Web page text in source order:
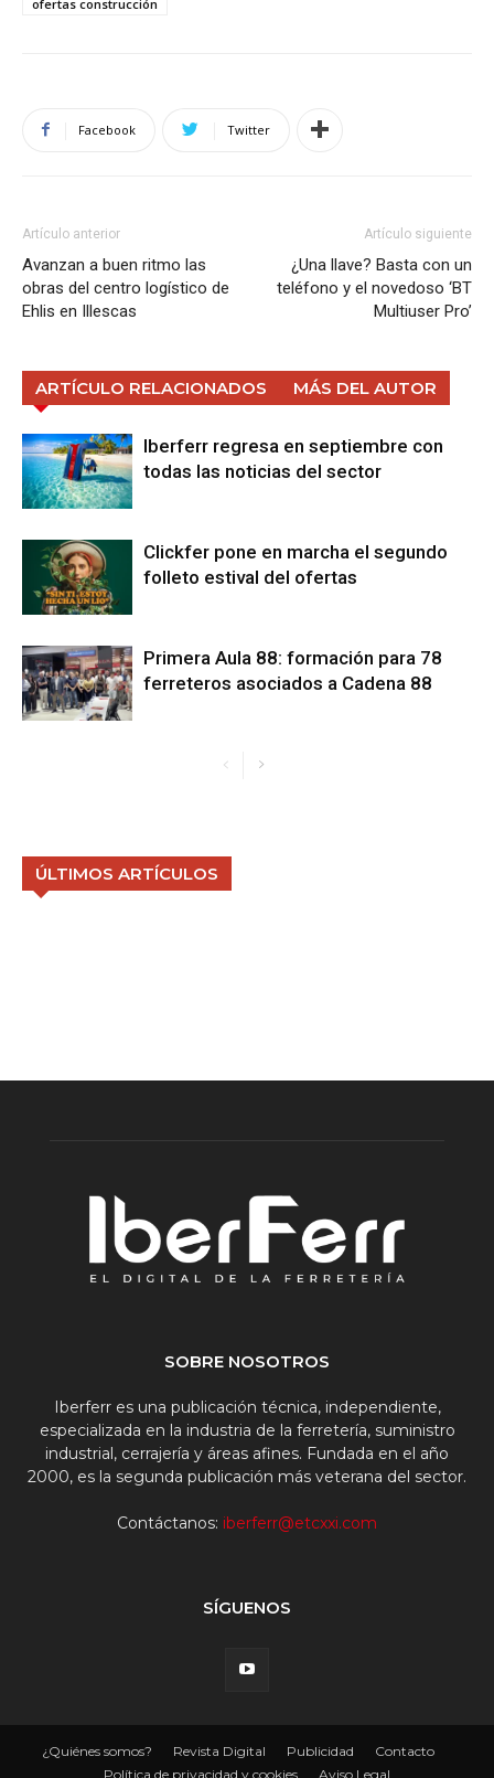
ofertas construcción
Facebook Twitter
Artículo anterior
Avanzan a buen ritmo las
obras del centro logístico de
Ehlis en Illescas
Artículo siguiente
¿Una llave? Basta con un
teléfono y el novedoso ‘BT
Multiuser Pro’
ARTÍCULO RELACIONADOS MÁS DEL AUTOR
Iberferr regresa en septiembre con
todas las noticias del sector
Clickfer pone en marcha el segundo
folleto estival del ofertas
Primera Aula 88: formación para 78
ferreteros asociados a Cadena 88
ÚLTIMOS ARTÍCULOS
SOBRE NOSOTROS
Iberferr es una publicación técnica, independiente,
especializada en la industria de la ferretería, suministro
industrial, cerrajería y áreas afines. Fundada en el año
2000, es la segunda publicación más veterana del sector.
Contáctanos: iberferr@etcxxi.com
SÍGUENOS
¿Quiénes somos? Revista Digital Publicidad
Contacto
Política de privacidad y cookies
Aviso Legal